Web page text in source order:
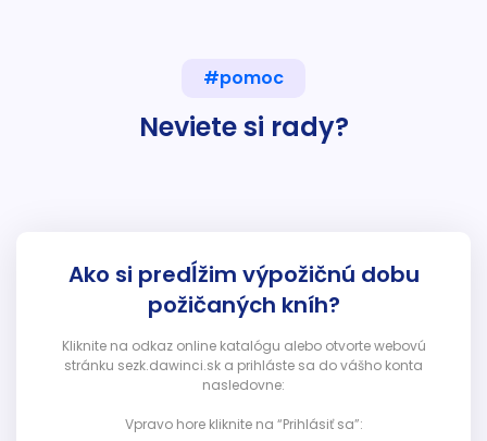
#pomoc
Neviete si rady?
Ako si predĺžim výpožičnú dobu
požičaných kníh?
Kliknite na odkaz online katalógu alebo otvorte webovú
stránku sezk.dawinci.sk a prihláste sa do vášho konta
nasledovne:
Vpravo hore kliknite na “Prihlásiť sa”: